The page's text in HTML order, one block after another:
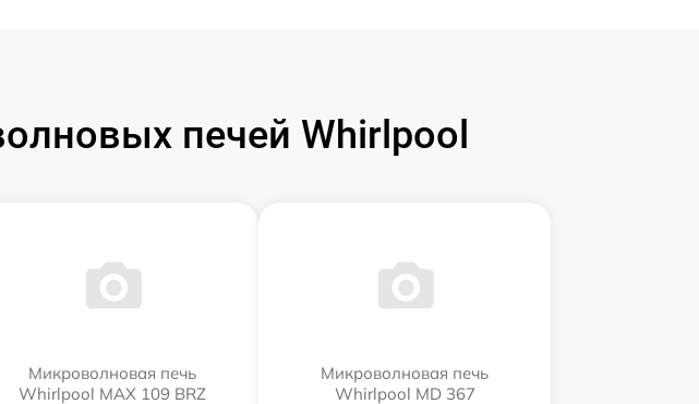
печей Whirlpool
Микроволновая печь
Whirlpool MAX 109 BRZ
Микроволновая печь
Whirlpool MD 367